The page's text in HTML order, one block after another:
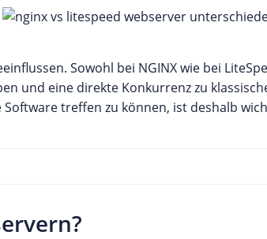
Sowohl bei NGINX wie bei
und eine direkte Konkurrenz zu
Software treffen zu können, ist deshalb